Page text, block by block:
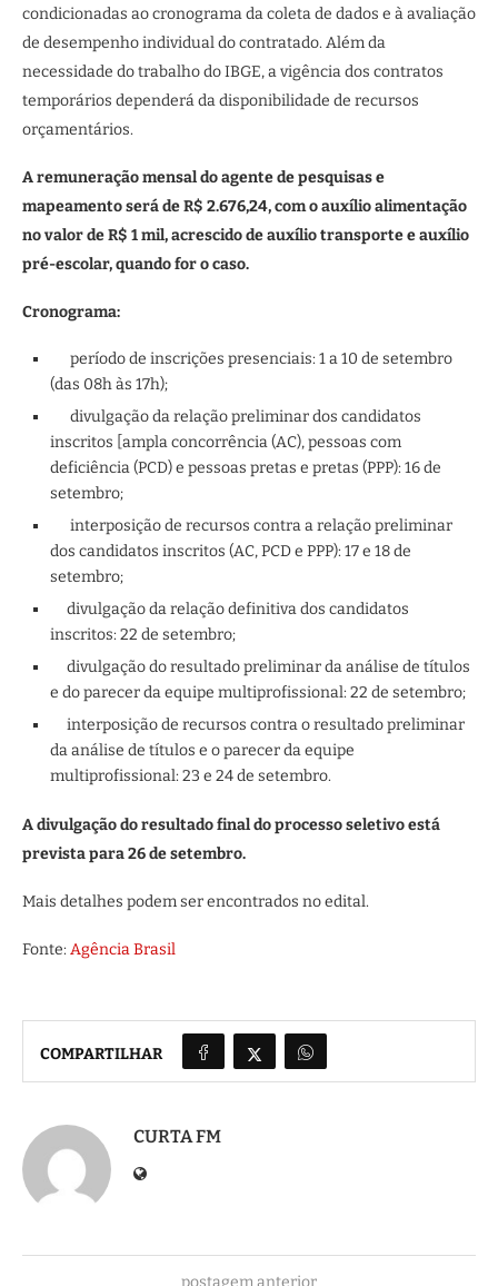
condicionadas ao cronograma da coleta de dados e à avaliação
de desempenho individual do contratado. Além da
necessidade do trabalho do IBGE, a vigência dos contratos
temporários dependerá da disponibilidade de recursos
orçamentários.
A remuneração mensal do agente de pesquisas e
mapeamento será de R$ 2.676,24, com o auxílio alimentação
no valor de R$ 1 mil, acrescido de auxílio transporte e auxílio
pré-escolar, quando for o caso.
Cronograma:
período de inscrições presenciais: 1 a 10 de setembro
(das 08h às 17h);
divulgação da relação preliminar dos candidatos
inscritos [ampla concorrência (AC), pessoas com
deficiência (PCD) e pessoas pretas e pretas (PPP): 16 de
setembro;
interposição de recursos contra a relação preliminar
dos candidatos inscritos (AC, PCD e PPP): 17 e 18 de
setembro;
divulgação da relação definitiva dos candidatos
inscritos: 22 de setembro;
divulgação do resultado preliminar da análise de títulos
e do parecer da equipe multiprofissional: 22 de setembro;
interposição de recursos contra o resultado preliminar
da análise de títulos e o parecer da equipe
multiprofissional: 23 e 24 de setembro.
A divulgação do resultado final do processo seletivo está
prevista para 26 de setembro.
Mais detalhes podem ser encontrados no edital.
Fonte: Agência Brasil
COMPARTILHAR
CURTA FM